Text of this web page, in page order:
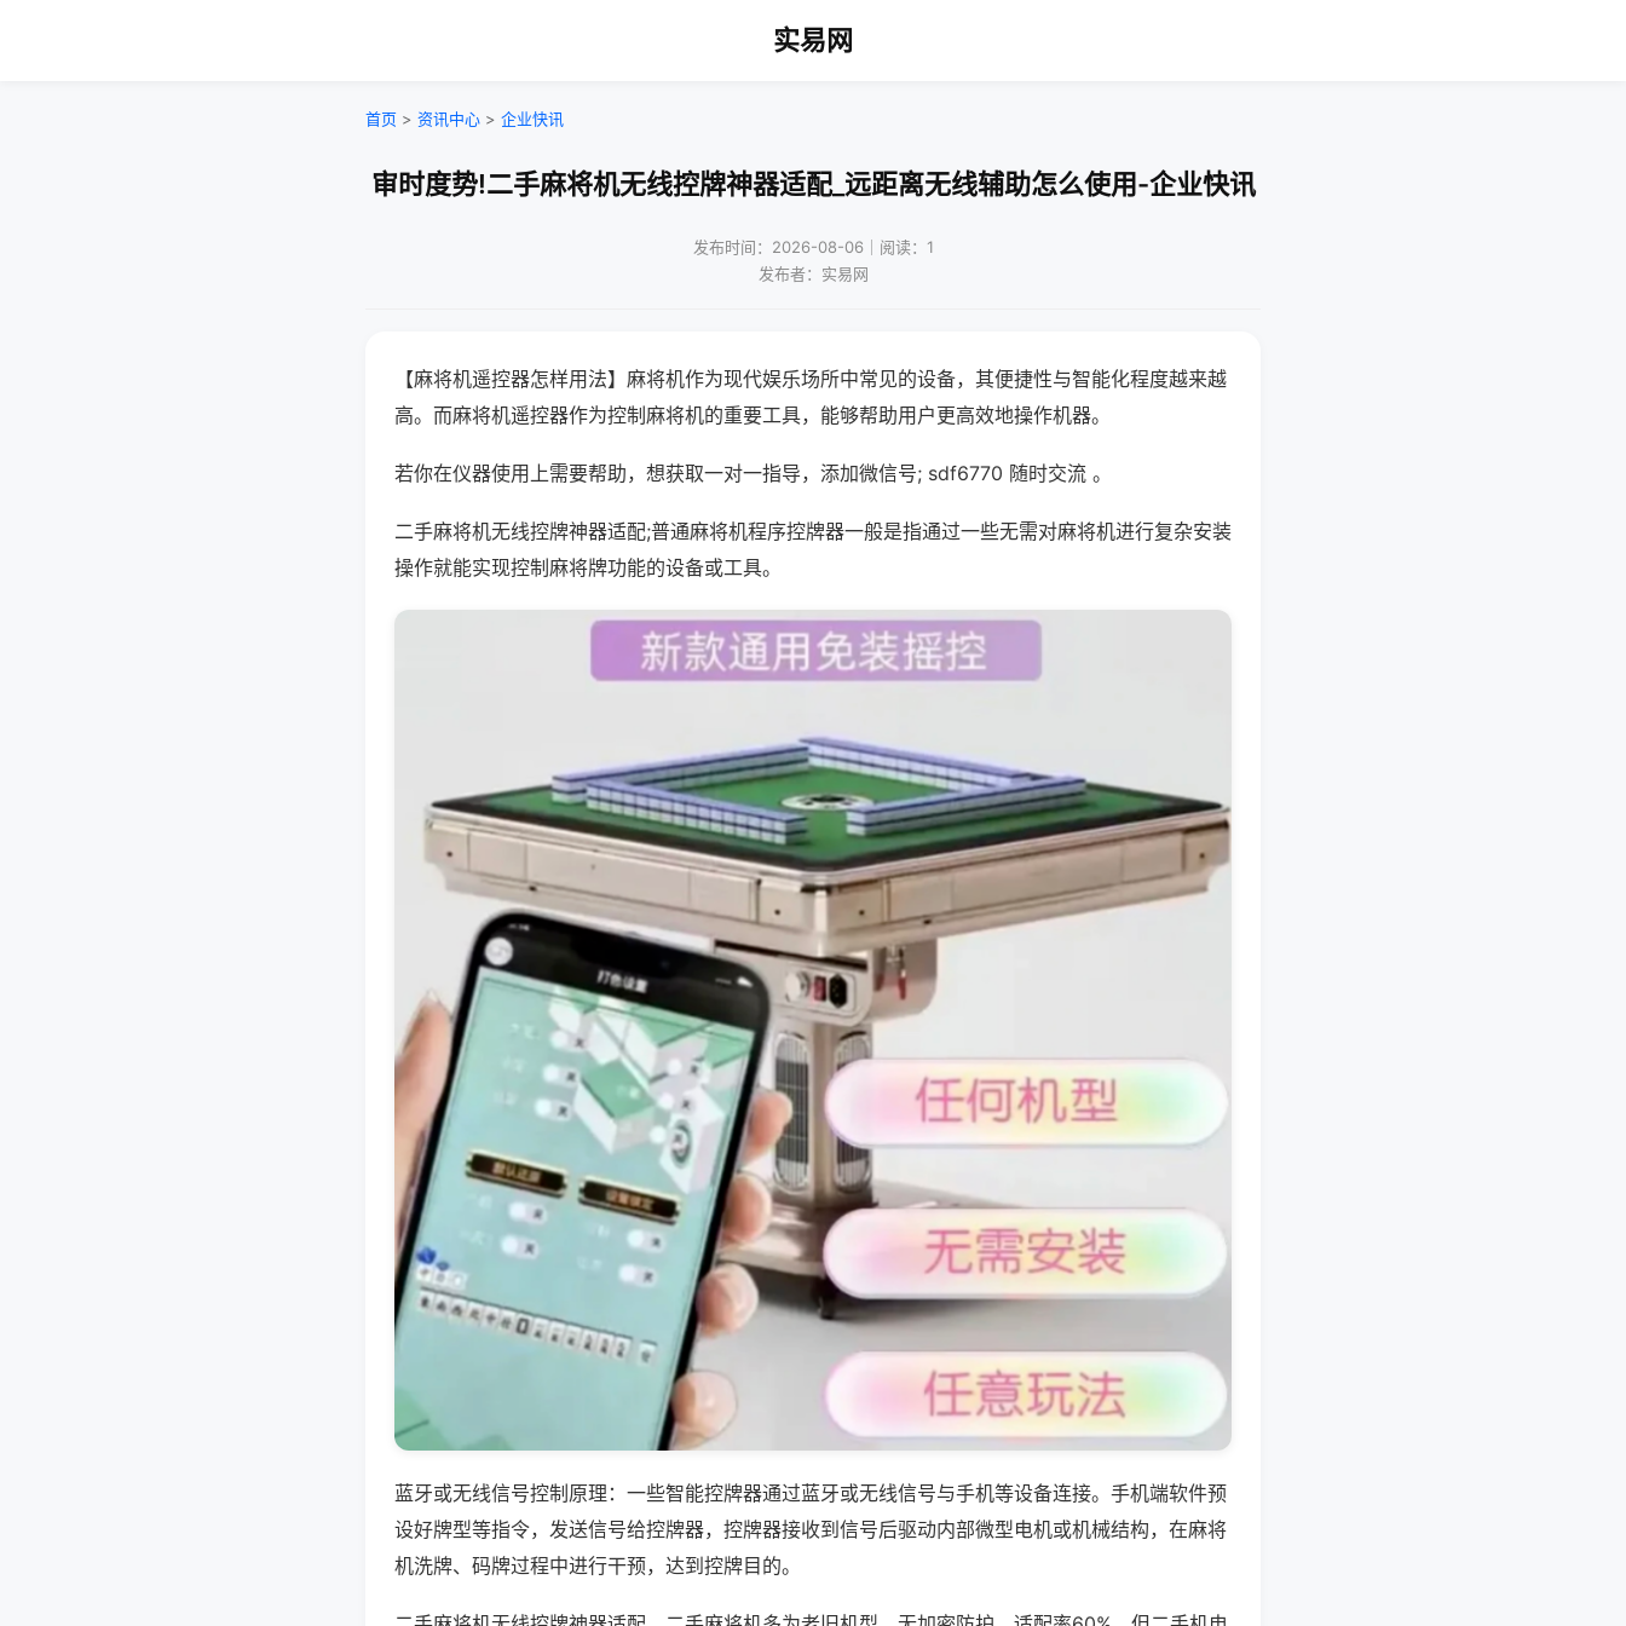
实易网
首页 > 资讯中心 > 企业快讯
审时度势!二手麻将机无线控牌神器适配_远距离无线辅助怎么使用-企业快讯
发布时间：2026-08-06｜阅读：1
发布者：实易网
【麻将机遥控器怎样用法】麻将机作为现代娱乐场所中常见的设备，其便捷性与智能化程度越来越
高。而麻将机遥控器作为控制麻将机的重要工具，能够帮助用户更高效地操作机器。
若你在仪器使用上需要帮助，想获取一对一指导，添加微信号; sdf6770 随时交流 。
二手麻将机无线控牌神器适配;普通麻将机程序控牌器一般是指通过一些无需对麻将机进行复杂安装
操作就能实现控制麻将牌功能的设备或工具。
蓝牙或无线信号控制原理：一些智能控牌器通过蓝牙或无线信号与手机等设备连接。手机端软件预
设好牌型等指令，发送信号给控牌器，控牌器接收到信号后驱动内部微型电机或机械结构，在麻将
机洗牌、码牌过程中进行干预，达到控牌目的。